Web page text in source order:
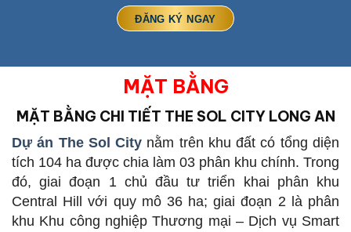
MẶT BẰNG
MẶT BẰNG CHI TIẾT THE SOL CITY LONG AN
Dự án The Sol City nằm trên khu đất có tổng diện
tích 104 ha được chia làm 03 phân khu chính. Trong
đó, giai đoạn 1 chủ đầu tư triển khai phân khu
Central Hill với quy mô 36 ha; giai đoạn 2 là phân
khu Khu công nghiệp Thương mại – Dịch vụ Smart